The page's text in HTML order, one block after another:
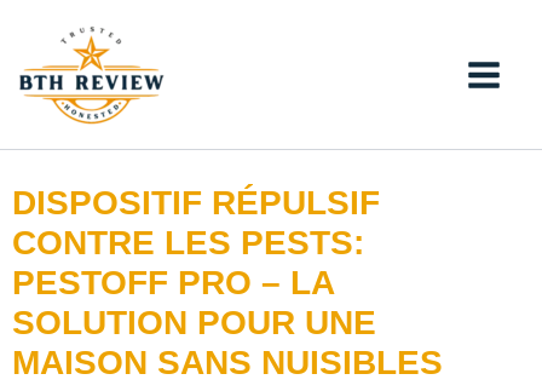
contenu
DISPOSITIF RÉPULSIF
CONTRE LES PESTS:
PESTOFF PRO – LA
SOLUTION POUR UNE
MAISON SANS NUISIBLES